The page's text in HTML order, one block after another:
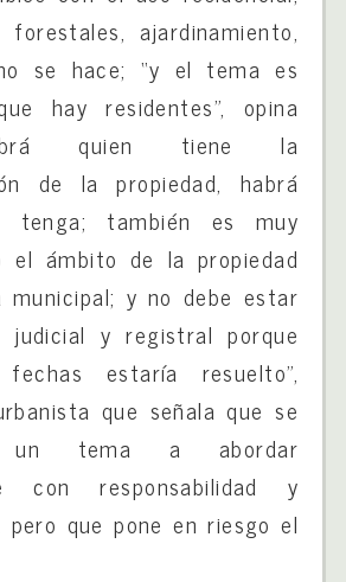
ajardinamiento,
se hace; “y el tema es
hay residentes”, opina
quien tiene la
de la propiedad, habrá
tenga; también es muy
el ámbito de la propiedad
municipal; y no debe estar
y registral porque
estaría resuelto”,
que señala que se
tema a abordar
con responsabilidad y
pero que pone en riesgo el